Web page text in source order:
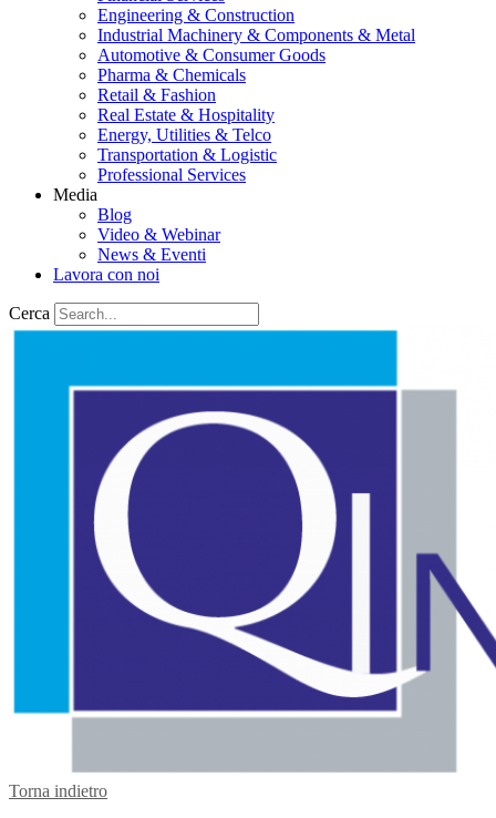
Engineering & Construction
Industrial Machinery & Components & Metal
Automotive & Consumer Goods
Pharma & Chemicals
Retail & Fashion
Real Estate & Hospitality
Energy, Utilities & Telco
Transportation & Logistic
Professional Services
Media
Blog
Video & Webinar
News & Eventi
Lavora con noi
Cerca
Torna indietro